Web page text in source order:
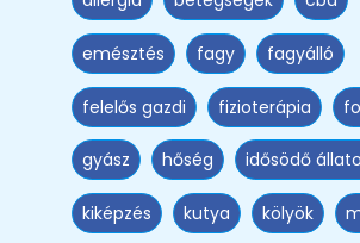
emésztés fagy fagyálló
felelős gazdi fizioterápia
gyász hőség idősödő
kiképzés kutya kölyök